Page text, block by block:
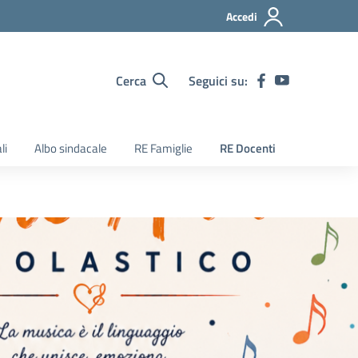
Accedi
Cerca Seguici su:
Albo sindacale RE Famiglie RE Docenti